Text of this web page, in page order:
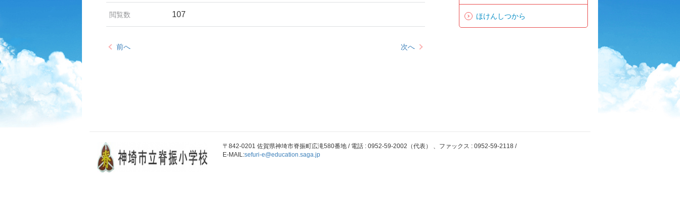
閲覧数 107
前へ 次へ
ほけんしつから
〒842-0201 佐賀県神埼市脊振町広滝580番地 / 電話 : 0952-59-2002（代表） 、ファックス : 0952-59-2118 /
E-MAIL:sefuri-e@education.saga.jp